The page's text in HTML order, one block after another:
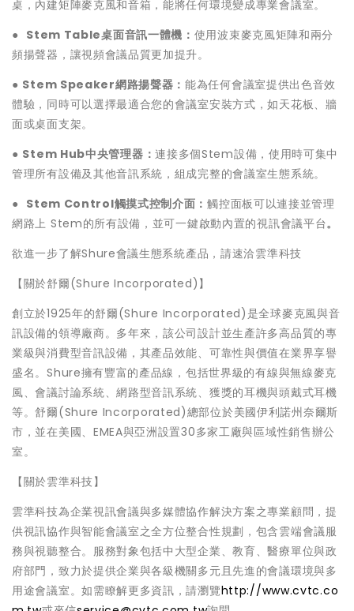
桌，內建矩陣麥克風和音箱，能將任何環境變成專業會議室。
● Stem Table桌面音訊一體機： 使用波束麥克風矩陣和兩分
頻揚聲器，讓視頻會議品質更加提升。
● Stem Speaker網路揚聲器：能為任何會議室提供出色音效
體驗，同時可以選擇最適合您的會議室安裝方式，如天花板、牆
面或桌面支架。
● Stem Hub中央管理器：連接多個Stem設備，使用時可集中
管理所有設備及其他音訊系統，組成完整的會議室生態系統。
● Stem Control觸摸式控制介面：觸控面板可以連接並管理
網路上 Stem的所有設備，並可一鍵啟動內置的視訊會議平台。
欲進一步了解Shure會議生態系統產品，請速洽雲準科技
【關於舒爾(Shure Incorporated)】
創立於1925年的舒爾(Shure Incorporated)是全球麥克風與音
訊設備的領導廠商。多年來，該公司設計並生產許多高品質的專
業級與消費型音訊設備，其產品效能、可靠性與價值在業界享譽
盛名。Shure擁有豐富的產品線，包括世界級的有線與無線麥克
風、會議討論系統、網路型音訊系統、獲獎的耳機與頭戴式耳機
等。舒爾(Shure Incorporated)總部位於美國伊利諾州奈爾斯
市，並在美國、EMEA與亞洲設置30多家工廠與區域性銷售辦公
室。
【關於雲準科技】
雲準科技為企業視訊會議與多媒體協作解決方案之專業顧問，提
供視訊協作與智能會議室之全方位整合性規劃，包含雲端會議服
務與視聽整合。服務對象包括中大型企業、教育、醫療單位與政
府部門，致力於提供企業與各級機關多元且先進的會議環境與多
用途會議室。如需瞭解更多資訊，請瀏覽http://www.cvtc.co